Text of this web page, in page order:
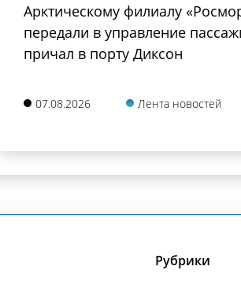
Арктическому филиалу
передали в управление
причал в порту Диксон
07.08.2026 Лента новостей
Рубрики